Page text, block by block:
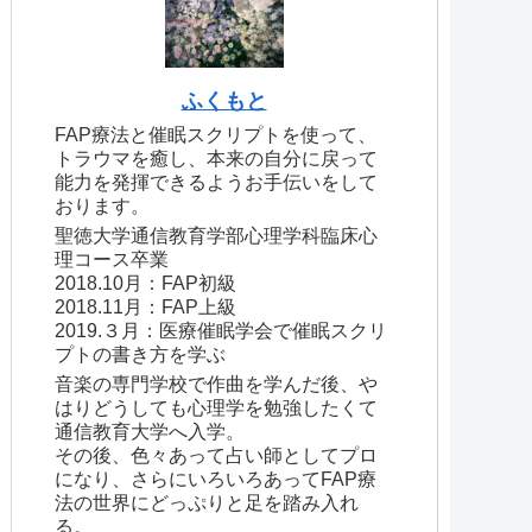
ふくもと
FAP療法と催眠スクリプトを使って、
トラウマを癒し、本来の自分に戻って
能力を発揮できるようお手伝いをして
おります。
聖徳大学通信教育学部心理学科臨床心
理コース卒業
2018.10月：FAP初級
2018.11月：FAP上級
2019.３月：医療催眠学会で催眠スクリ
プトの書き方を学ぶ
音楽の専門学校で作曲を学んだ後、や
はりどうしても心理学を勉強したくて
通信教育大学へ入学。
その後、色々あって占い師としてプロ
になり、さらにいろいろあってFAP療
法の世界にどっぷりと足を踏み入れ
る。